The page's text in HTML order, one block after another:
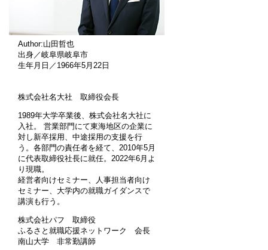
Author:山田哲也
出身／岐阜県岐阜市
生年月日／1966年5月22日
株式会社名大社 取締役会長
1989年大学卒業後、株式会社名大社に
入社。 営業部門にて東海地区の企業に
対し新卒採用、中途採用の支援を行
う。各部門の責任者を経て、2010年5月
に代表取締役社長に就任。2022年6月よ
り現職。
経営者向けセミナー、人事担当者向け
セミナー、大学内の就職ガイダンスで
講演も行う。
株式会社パフ 取締役
ふるさと就職応援ネットワーク 会長
南山大学 非常勤講師